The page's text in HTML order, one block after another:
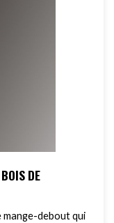
DE
mange-debout qui